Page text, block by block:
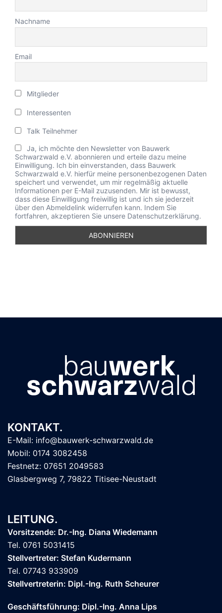
Nachname
Email
Mitglieder
Interessenten
Talk Teilnehmer
Ja, ich möchte den Newsletter von Bauwerk
Schwarzwald e.V. abonnieren und erteile dazu meine
Einwilligung. Ich bin einverstanden, dass Bauwerk
Schwarzwald e.V. hierfür meine personenbezogenen Daten
speichert und verwendet, um mir regelmäßig aktuelle
Informationen per E-Mail zuzusenden. Mir ist bewusst,
dass diese Einwilligung freiwillig ist und ich sie jederzeit
über den Abmeldelink widerrufen kann. Indem Sie
fortfahren, akzeptieren Sie unsere Datenschutzerklärung.
KONTAKT.
E-Mail: info@bauwerk-schwarzwald.de
Mobil: 0174 3082458
Festnetz: 07651 2049583
Glasbergweg 7, 79822 Titisee-Neustadt
LEITUNG.
Vorsitzende: Dr.-Ing. Diana Wiedemann
Tel. 0761 5031415
Stellvertreter: Stefan Kudermann
Tel. 07743 933909
Stellvertreterin: Dipl.-Ing. Ruth Scheurer
Geschäftsführung: Dipl.-Ing. Anna Lips